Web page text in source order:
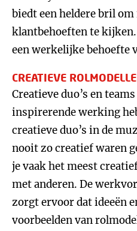
biedt een heldere bril
klantbehoeften te
een werkelijke behoefte
CREATIEVE
Creatieve duo’s en
inspirerende werking
creatieve duo’s in de
nooit zo creatief waren
je vaak het meest
met anderen. De
zorgt ervoor dat ideeën
voorbeelden van